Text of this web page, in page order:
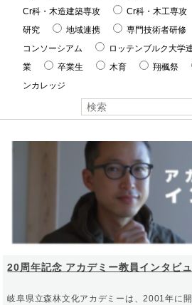
Cr科・木造建築専攻
Cr科・木工専攻
研究
地域連携 専門技術者研修
コンソーシアム
ロッテンブルク大学
業
卒業生 木育 翔楓祭
ンカレッジ
20周年記念 アカデミー教員インタビ
岐阜県立森林文化アカデミーは、2001年に